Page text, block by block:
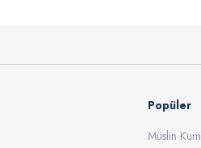
Popüler
Müslin